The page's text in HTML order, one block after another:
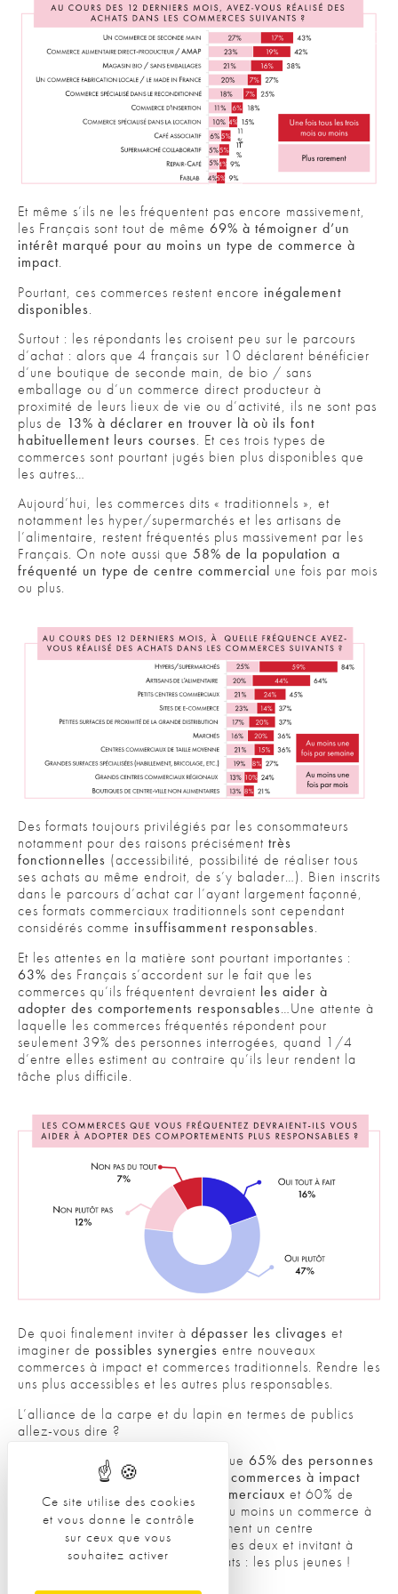
Ce site utilise des cookies
et vous donne le contrôle
sur ceux que vous
souhaitez activer
Et même s’ils ne les fréquentent pas encore massivement,
les Français sont tout de même 69% à témoigner d’un
intérêt marqué pour au moins un type de commerce à
impact.
Pourtant, ces commerces restent encore inégalement
disponibles.
Surtout : les répondants les croisent peu sur le parcours
d’achat : alors que 4 français sur 10 déclarent bénéficier
d’une boutique de seconde main, de bio / sans
emballage ou d’un commerce direct producteur à
proximité de leurs lieux de vie ou d’activité, ils ne sont pas
plus de 13% à déclarer en trouver là où ils font
habituellement leurs courses. Et ces trois types de
commerces sont pourtant jugés bien plus disponibles que
les autres…
Aujourd’hui, les commerces dits « traditionnels », et
notamment les hyper/supermarchés et les artisans de
l’alimentaire, restent fréquentés plus massivement par les
Français. On note aussi que 58% de la population a
fréquenté un type de centre commercial une fois par mois
ou plus.
Des formats toujours privilégiés par les consommateurs
notamment pour des raisons précisément très
fonctionnelles (accessibilité, possibilité de réaliser tous
ses achats au même endroit, de s’y balader…). Bien inscrits
dans le parcours d’achat car l’ayant largement façonné,
ces formats commerciaux traditionnels sont cependant
considérés comme insuffisamment responsables.
Et les attentes en la matière sont pourtant importantes :
63% des Français s’accordent sur le fait que les
commerces qu’ils fréquentent devraient les aider à
adopter des comportements responsables…Une attente à
laquelle les commerces fréquentés répondent pour
seulement 39% des personnes interrogées, quand 1/4
d’entre elles estiment au contraire qu’ils leur rendent la
tâche plus difficile.
De quoi finalement inviter à dépasser les clivages et
imaginer de possibles synergies entre nouveaux
commerces à impact et commerces traditionnels. Rendre les
uns plus accessibles et les autres plus responsables.
L’alliance de la carpe et du lapin en termes de publics
allez-vous dire ?
Pas tant que ça si l’on considère que 65% des personnes
qui fréquentent régulièrement les commerces à impact
fréquentent aussi les centres commerciaux et 60% de
celles qui ont un intérêt fort pour au moins un commerce à
impact fréquentent aussi régulièrement un centre
commercial. Avec, au croisement des deux et invitant à
dépasser ces frontières entre formats : les plus jeunes !